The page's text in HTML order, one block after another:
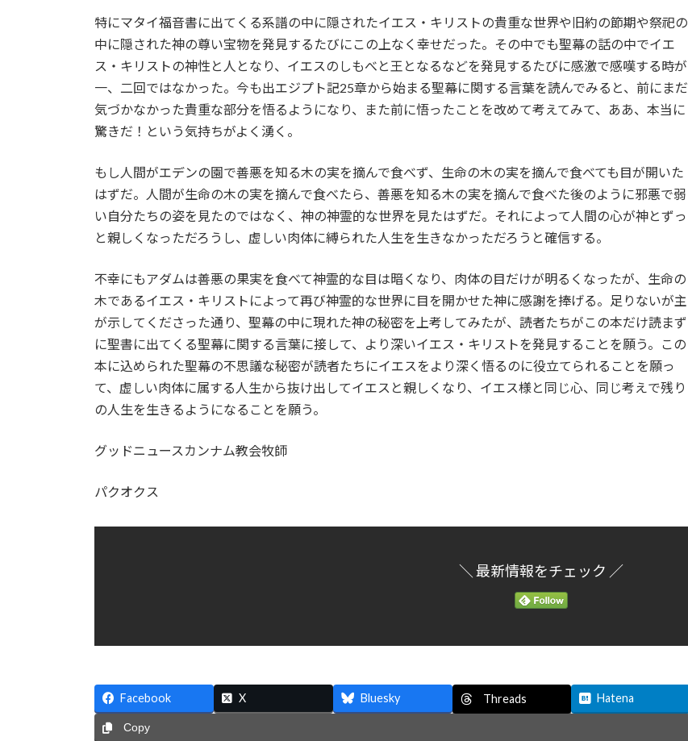
特にマタイ福音書に出てくる系譜の中に隠されたイエス・キリストの貴重な世界や旧約の節期や祭祀の
中に隠された神の尊い宝物を発見するたびにこの上なく幸せだった。その中でも聖幕の話の中でイエ
ス・キリストの神性と人となり、イエスのしもべと王となるなどを発見するたびに感激で感嘆する時が
一、二回ではなかった。今も出エジプト記25章から始まる聖幕に関する言葉を読んでみると、前にまだ
気づかなかった貴重な部分を悟るようになり、また前に悟ったことを改めて考えてみて、ああ、本当に
驚きだ！という気持ちがよく湧く。
もし人間がエデンの園で善悪を知る木の実を摘んで食べず、生命の木の実を摘んで食べても目が開いた
はずだ。人間が生命の木の実を摘んで食べたら、善悪を知る木の実を摘んで食べた後のように邪悪で弱
い自分たちの姿を見たのではなく、神の神霊的な世界を見たはずだ。それによって人間の心が神とずっ
と親しくなっただろうし、虚しい肉体に縛られた人生を生きなかっただろうと確信する。
不幸にもアダムは善悪の果実を食べて神霊的な目は暗くなり、肉体の目だけが明るくなったが、生命の
木であるイエス・キリストによって再び神霊的な世界に目を開かせた神に感謝を捧げる。足りないが主
が示してくださった通り、聖幕の中に現れた神の秘密を上考してみたが、読者たちがこの本だけ読まず
に聖書に出てくる聖幕に関する言葉に接して、より深いイエス・キリストを発見することを願う。この
本に込められた聖幕の不思議な秘密が読者たちにイエスをより深く悟るのに役立てられることを願っ
て、虚しい肉体に属する人生から抜け出してイエスと親しくなり、イエス様と同じ心、同じ考えで残り
の人生を生きるようになることを願う。
グッドニュースカンナム教会牧師
パクオクス
＼ 最新情報をチェック ／
Facebook X Bluesky Threads Hatena
Copy